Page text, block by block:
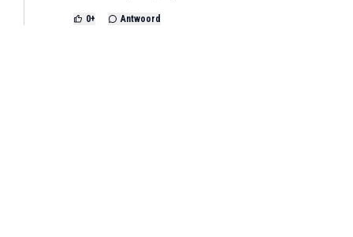
0+ Antwoord